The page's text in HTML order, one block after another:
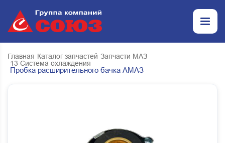
Главная Каталог запчастей Запчасти МАЗ
13 Система охлаждения
Пробка расширительного бачка АМАЗ